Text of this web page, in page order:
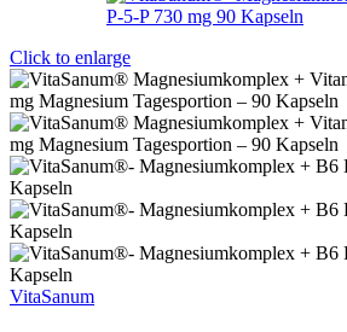
Click to enlarge
VitaSanum